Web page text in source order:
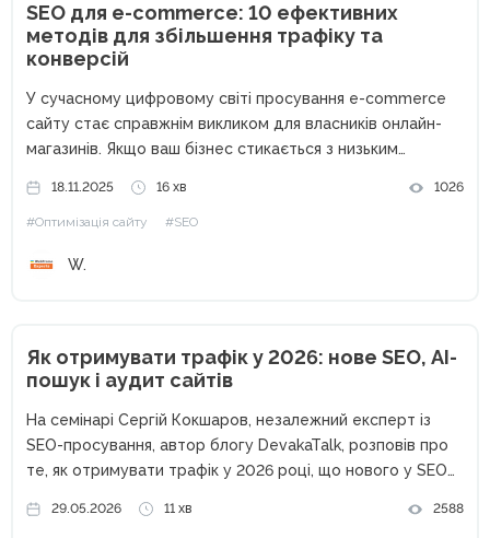
SEO для e-commerce: 10 ефективних
методів для збільшення трафіку та
конверсій
У сучасному цифровому світі просування e-commerce
сайту стає справжнім викликом для власників онлайн-
магазинів. Якщо ваш бізнес стикається з низьким
слабкою конверсією, то ця стаття саме для вас. Ви
можете мати ідеальний асортимент і конкурентні...
18.11.2025 16 хв 1026
#Оптимізація сайту #SEO
W.
Як отримувати трафік у 2026: нове SEO, AI-
пошук і аудит сайтів
На семінарі Сергій Кокшаров, незалежний експерт із
SEO-просування, автор блогу DevakaTalk, розповів про
те, як отримувати трафік у 2026 році, що нового у SEO
Від класичного SEO до сучасного пошуку Останніми
29.05.2026 11 хв 2588